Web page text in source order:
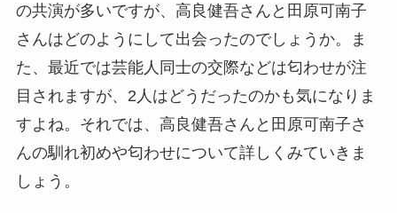
の共演が多いですが、高良健吾さんと田原可南子
さんはどのようにして出会ったのでしょうか。ま
た、最近では芸能人同士の交際などは匂わせが注
目されますが、2人はどうだったのかも気になりま
すよね。それでは、高良健吾さんと田原可南子さ
んの馴れ初めや匂わせについて詳しくみていきま
しょう。